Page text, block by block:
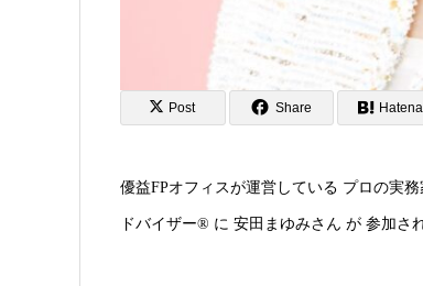
Post Share Hatena
優益FPオフィスが運営している プロの実
ドバイザー® に 安田まゆみさん が 参加さ